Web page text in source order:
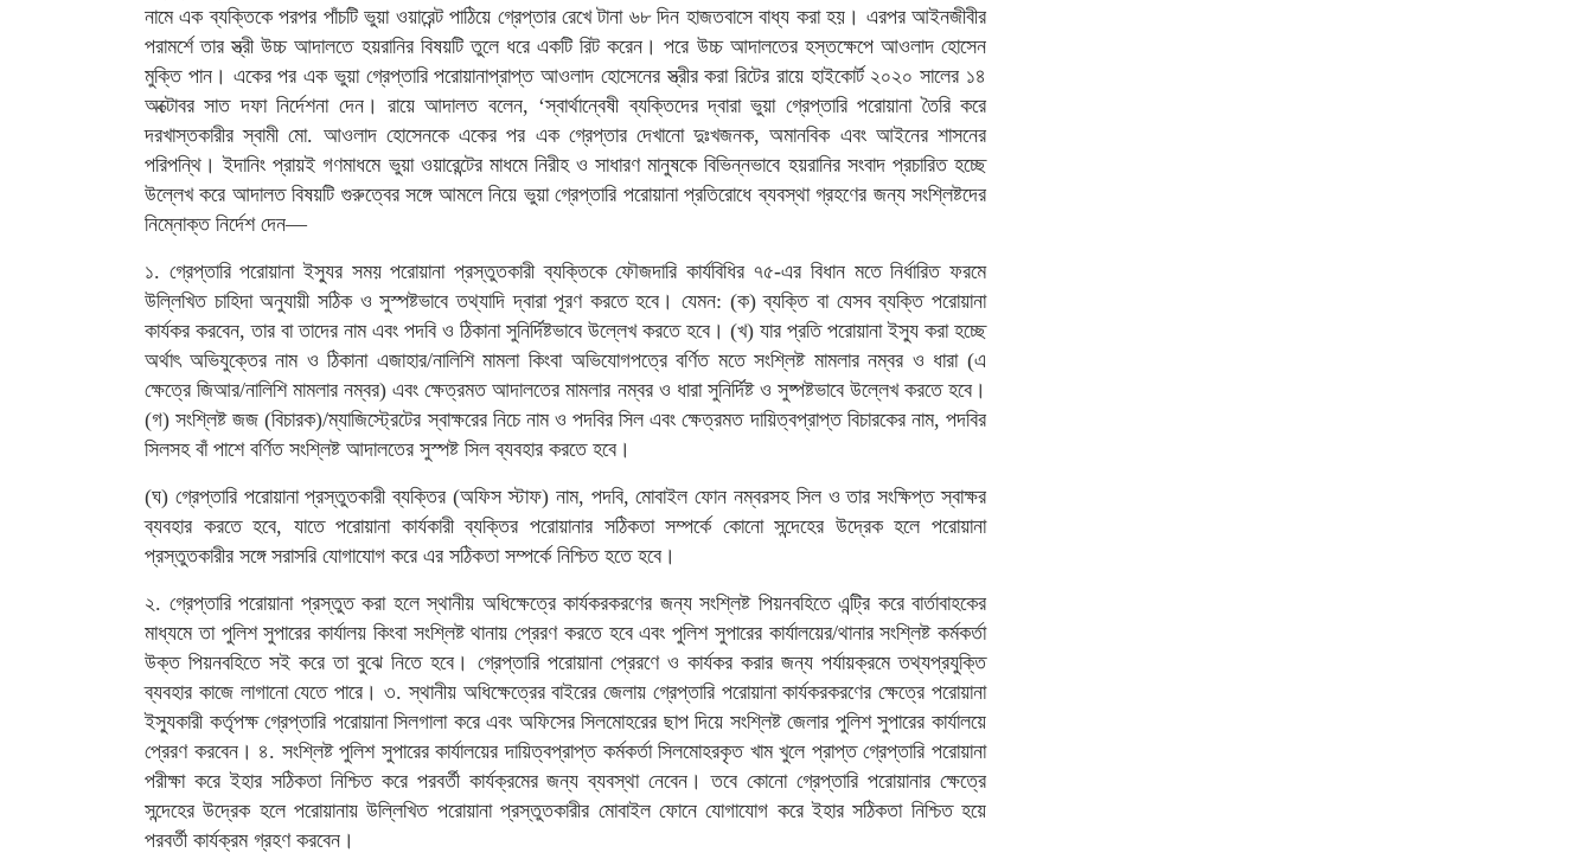
নামে এক ব্যক্তিকে পরপর পাঁচটি ভুয়া ওয়ারেন্ট পাঠিয়ে গ্রেপ্তার রেখে টানা ৬৮ দিন হাজতবাসে বাধ্য করা হয়। এরপর আইনজীবীর
পরামর্শে তার স্ত্রী উচ্চ আদালতে হয়রানির বিষয়টি তুলে ধরে একটি রিট করেন। পরে উচ্চ আদালতের হস্তক্ষেপে আওলাদ হোসেন
মুক্তি পান। একের পর এক ভুয়া গ্রেপ্তারি পরোয়ানাপ্রাপ্ত আওলাদ হোসেনের স্ত্রীর করা রিটের রায়ে হাইকোর্ট ২০২০ সালের ১৪
অক্টোবর সাত দফা নির্দেশনা দেন। রায়ে আদালত বলেন, ‘স্বার্থান্বেষী ব্যক্তিদের দ্বারা ভুয়া গ্রেপ্তারি পরোয়ানা তৈরি করে
দরখাস্তকারীর স্বামী মো. আওলাদ হোসেনকে একের পর এক গ্রেপ্তার দেখানো দুঃখজনক, অমানবিক এবং আইনের শাসনের
পরিপন্থি। ইদানিং প্রায়ই গণমাধমে ভুয়া ওয়ারেন্টের মাধমে নিরীহ ও সাধারণ মানুষকে বিভিন্নভাবে হয়রানির সংবাদ প্রচারিত হচ্ছে
উল্লেখ করে আদালত বিষয়টি গুরুত্বের সঙ্গে আমলে নিয়ে ভুয়া গ্রেপ্তারি পরোয়ানা প্রতিরোধে ব্যবস্থা গ্রহণের জন্য সংশ্লিষ্টদের
নিম্নোক্ত নির্দেশ দেন—
১. গ্রেপ্তারি পরোয়ানা ইস্যুর সময় পরোয়ানা প্রস্তুতকারী ব্যক্তিকে ফৌজদারি কার্যবিধির ৭৫-এর বিধান মতে নির্ধারিত ফরমে
উল্লিখিত চাহিদা অনুযায়ী সঠিক ও সুস্পষ্টভাবে তথ্যাদি দ্বারা পূরণ করতে হবে। যেমন: (ক) ব্যক্তি বা যেসব ব্যক্তি পরোয়ানা
কার্যকর করবেন, তার বা তাদের নাম এবং পদবি ও ঠিকানা সুনির্দিষ্টভাবে উল্লেখ করতে হবে। (খ) যার প্রতি পরোয়ানা ইস্যু করা হচ্ছে
অর্থাৎ অভিযুক্তের নাম ও ঠিকানা এজাহার/নালিশি মামলা কিংবা অভিযোগপত্রে বর্ণিত মতে সংশ্লিষ্ট মামলার নম্বর ও ধারা (এ
ক্ষেত্রে জিআর/নালিশি মামলার নম্বর) এবং ক্ষেত্রমত আদালতের মামলার নম্বর ও ধারা সুনির্দিষ্ট ও সুষ্পষ্টভাবে উল্লেখ করতে হবে।
(গ) সংশ্লিষ্ট জজ (বিচারক)/ম্যাজিস্ট্রেটের স্বাক্ষরের নিচে নাম ও পদবির সিল এবং ক্ষেত্রমত দায়িত্বপ্রাপ্ত বিচারকের নাম, পদবির
সিলসহ বাঁ পাশে বর্ণিত সংশ্লিষ্ট আদালতের সুস্পষ্ট সিল ব্যবহার করতে হবে।
(ঘ) গ্রেপ্তারি পরোয়ানা প্রস্তুতকারী ব্যক্তির (অফিস স্টাফ) নাম, পদবি, মোবাইল ফোন নম্বরসহ সিল ও তার সংক্ষিপ্ত স্বাক্ষর
ব্যবহার করতে হবে, যাতে পরোয়ানা কার্যকারী ব্যক্তির পরোয়ানার সঠিকতা সম্পর্কে কোনো সন্দেহের উদ্রেক হলে পরোয়ানা
প্রস্তুতকারীর সঙ্গে সরাসরি যোগাযোগ করে এর সঠিকতা সম্পর্কে নিশ্চিত হতে হবে।
২. গ্রেপ্তারি পরোয়ানা প্রস্তুত করা হলে স্থানীয় অধিক্ষেত্রে কার্যকরকরণের জন্য সংশ্লিষ্ট পিয়নবহিতে এন্ট্রি করে বার্তাবাহকের
মাধ্যমে তা পুলিশ সুপারের কার্যালয় কিংবা সংশ্লিষ্ট থানায় প্রেরণ করতে হবে এবং পুলিশ সুপারের কার্যালয়ের/থানার সংশ্লিষ্ট কর্মকর্তা
উক্ত পিয়নবহিতে সই করে তা বুঝে নিতে হবে। গ্রেপ্তারি পরোয়ানা প্রেরণে ও কার্যকর করার জন্য পর্যায়ক্রমে তথ্যপ্রযুক্তি
ব্যবহার কাজে লাগানো যেতে পারে। ৩. স্থানীয় অধিক্ষেত্রের বাইরের জেলায় গ্রেপ্তারি পরোয়ানা কার্যকরকরণের ক্ষেত্রে পরোয়ানা
ইস্যুকারী কর্তৃপক্ষ গ্রেপ্তারি পরোয়ানা সিলগালা করে এবং অফিসের সিলমোহরের ছাপ দিয়ে সংশ্লিষ্ট জেলার পুলিশ সুপারের কার্যালয়ে
প্রেরণ করবেন। ৪. সংশ্লিষ্ট পুলিশ সুপারের কার্যালয়ের দায়িত্বপ্রাপ্ত কর্মকর্তা সিলমোহরকৃত খাম খুলে প্রাপ্ত গ্রেপ্তারি পরোয়ানা
পরীক্ষা করে ইহার সঠিকতা নিশ্চিত করে পরবর্তী কার্যক্রমের জন্য ব্যবস্থা নেবেন। তবে কোনো গ্রেপ্তারি পরোয়ানার ক্ষেত্রে
সন্দেহের উদ্রেক হলে পরোয়ানায় উল্লিখিত পরোয়ানা প্রস্তুতকারীর মোবাইল ফোনে যোগাযোগ করে ইহার সঠিকতা নিশ্চিত হয়ে
পরবর্তী কার্যক্রম গ্রহণ করবেন।